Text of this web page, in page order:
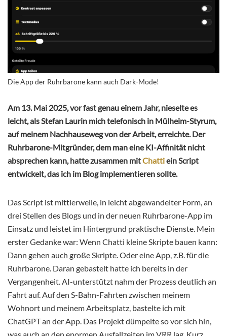
Die App der Ruhrbarone kann auch Dark-Mode!
Am 13. Mai 2025, vor fast genau einem Jahr, nieselte es
leicht, als Stefan Laurin mich telefonisch in Mülheim-Styrum,
auf meinem Nachhauseweg von der Arbeit, erreichte. Der
Ruhrbarone-Mitgründer, dem man eine KI-Affinität nicht
absprechen kann, hatte zusammen mitChattiein Script
entwickelt, das ich im Blog implementieren sollte.
Das Script ist mittlerweile, in leicht abgewandelter Form, an
drei Stellen des Blogs und in der neuen Ruhrbarone-App im
Einsatz und leistet im Hintergrund praktische Dienste. Mein
erster Gedanke war: Wenn Chatti kleine Skripte bauen kann:
Dann gehen auch große Skripte. Oder eine App, z.B. für die
Ruhrbarone. Daran gebastelt hatte ich bereits in der
Vergangenheit. AI-unterstützt nahm der Prozess deutlich an
Fahrt auf. Auf den S-Bahn-Fahrten zwischen meinem
Wohnort und meinem Arbeitsplatz, bastelte ich mit
ChatGPT an der App. Das Projekt dümpelte so vor sich hin,